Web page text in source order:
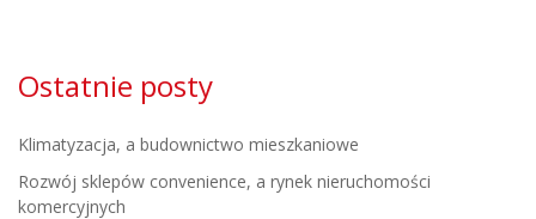
Ostatnie posty
Klimatyzacja, a budownictwo mieszkaniowe
Rozwój sklepów convenience, a rynek nieruchomości
komercyjnych